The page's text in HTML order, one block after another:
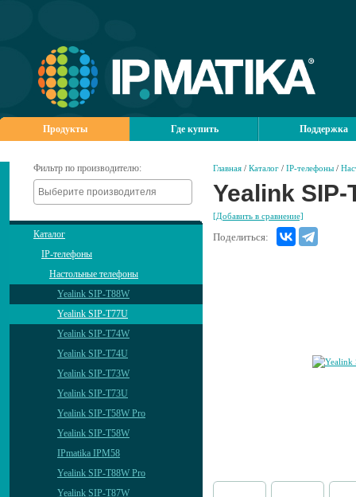
Продукты Где купить Поддержка
Фильтр по производителю:
Каталог
IP-телефоны
Настольные телефоны
Yealink SIP-T88W
Yealink SIP-T77U
Yealink SIP-T74W
Yealink SIP-T74U
Yealink SIP-T73W
Yealink SIP-T73U
Yealink SIP-T58W Pro
Yealink SIP-T58W
IPmatika IPM58
Yealink SIP-T88W Pro
Yealink SIP-T87W
Главная / Каталог / IP-телефоны /
Yealink SIP-
[Добавить в сравнение]
Поделиться: